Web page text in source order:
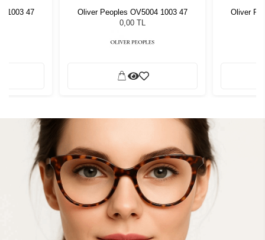
1003 47
Oliver Peoples OV5004 1003 47
0,00 TL
Oliver